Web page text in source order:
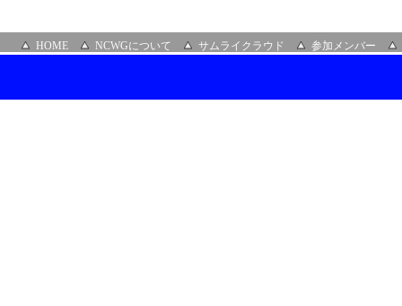
HOME NCWGについて サムライクラウド 参加メンバー